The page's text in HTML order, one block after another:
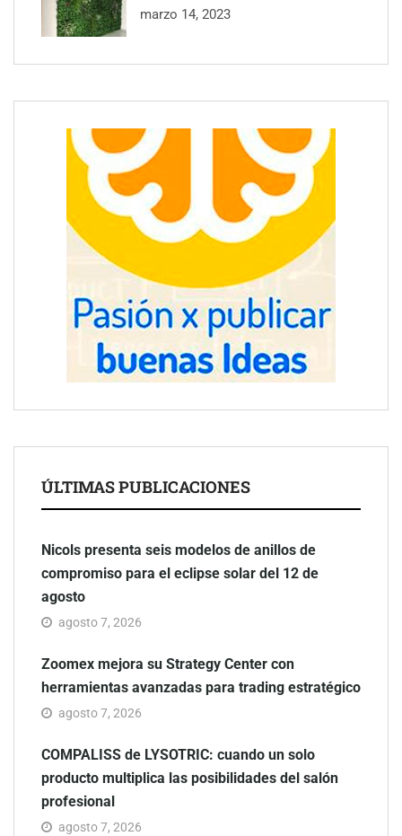
marzo 14, 2023
ÚLTIMAS PUBLICACIONES
Nicols presenta seis modelos de anillos de
compromiso para el eclipse solar del 12 de
agosto
agosto 7, 2026
Zoomex mejora su Strategy Center con
herramientas avanzadas para trading estratégico
agosto 7, 2026
COMPALISS de LYSOTRIC: cuando un solo
producto multiplica las posibilidades del salón
profesional
agosto 7, 2026